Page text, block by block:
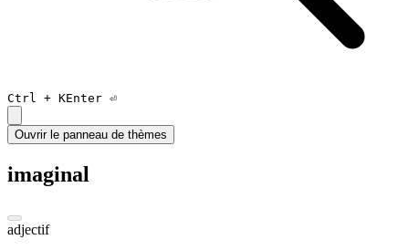
Ctrl + KEnter ⏎
Ouvrir le panneau de thèmes
imaginal
adjectif